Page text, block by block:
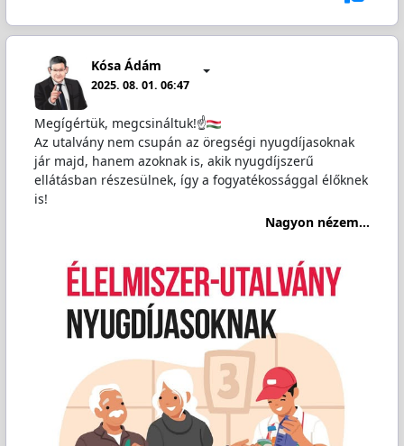
Kósa Ádám
2025. 08. 01. 06:47
Megígértük, megcsináltuk!☝️
Az utalvány nem csupán az öregségi nyugdíjasoknak
jár majd, hanem azoknak is, akik nyugdíjszerű
ellátásban részesülnek, így a fogyatékossággal élőknek
is!
Nagyon nézem...